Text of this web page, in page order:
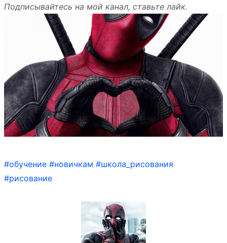
Подписывайтесь на мой канал, ставьте лайк.
#обучение #новичкам #школа_рисования
#рисование